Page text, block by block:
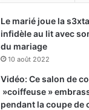
Le marié joue la
infidèle au lit avec
du mariage
10 août 2022
Vidéo: Ce salon de
»coiffeuse »
pendant la coupe de